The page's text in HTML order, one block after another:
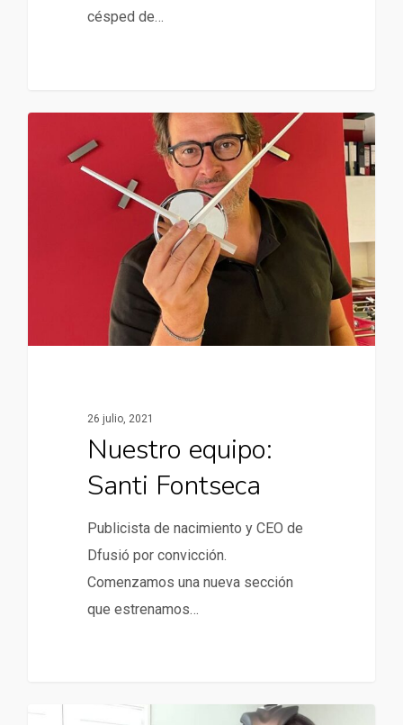
césped de…
26 julio, 2021
Nuestro equipo:
Santi Fontseca
Publicista de nacimiento y CEO de
Dfusió por convicción.
Comenzamos una nueva sección
que estrenamos…